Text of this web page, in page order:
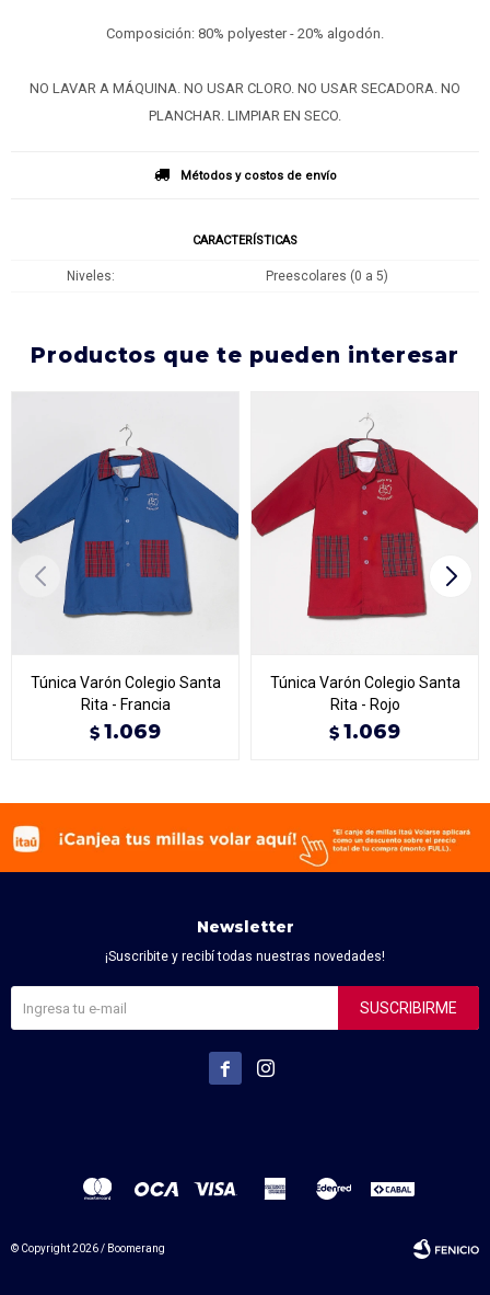
Composición: 80% polyester - 20% algodón.
NO LAVAR A MÁQUINA. NO USAR CLORO. NO USAR SECADORA. NO
PLANCHAR. LIMPIAR EN SECO.
Métodos y costos de envío
CARACTERÍSTICAS
Niveles Preescolares (0 a 5)
productos que te pueden interesar
Túnica Varón Colegio Santa
Rita - Francia
$ 1.069
Túnica Varón Colegio Santa
Rita - Rojo
$ 1.069
Newsletter
¡Suscribite y recibí todas nuestras novedades!
SUSCRIBIRME
 
© Copyright 2026 / Boomerang